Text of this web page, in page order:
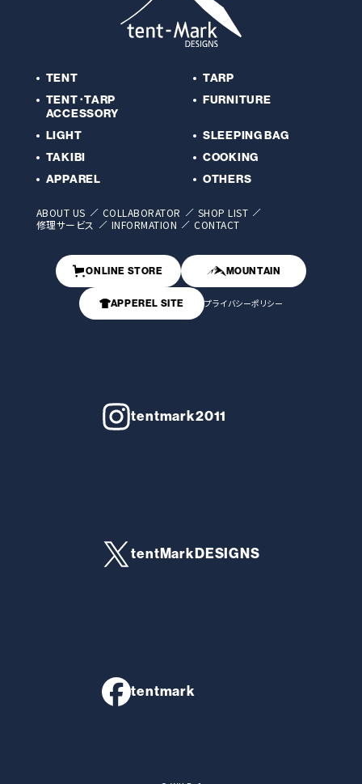
TENT
TARP
TENT･TARP
ACCESSORY
FURNITURE
LIGHT
SLEEPING BAG
TAKIBI
COOKING
APPAREL
OTHERS
ABOUT US COLLABORATOR
SHOP LIST
修理サービス
INFORMATION CONTACT
ONLINE STORE MOUNTAIN
APPEREL SITE プライバシーポリシー
tentmark2011
tentMarkDESIGNS
tentmark